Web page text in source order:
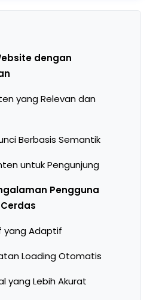
dengan
yang Relevan dan
Berbasis Semantik
untuk Pengunjung
Pengguna
yang Adaptif
Loading Otomatis
yang Lebih Akurat